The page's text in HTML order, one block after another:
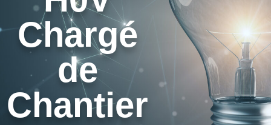
Chargé
de
Chantier